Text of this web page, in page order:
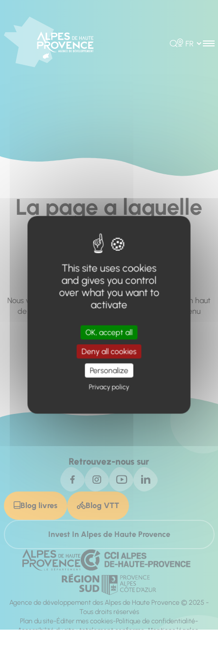
Rechercher
Choisir la
La page a laquelle
vous cherchez à
accéder n'existe
pas... ou plus.
Nous vous invitons à utiliser le moteur de recherche en haut
de page, ou à utiliser le menu pour trouver le contenu
Retour à l'accueil
Retrouvez-nous sur
Blog livres Blog VTT
Invest In Alpes de Haute Provence
Agence de développement des Alpes de Haute Provence © 2025 -
Tous droits réservés
Plan du site Éditer mes cookies Politique de confidentialité
Accessibilité du site : totalement conforme Mentions légales
This site uses cookies
and gives you control
over what you want to
activate
OK, accept all
Deny all cookies
Personalize
Privacy policy